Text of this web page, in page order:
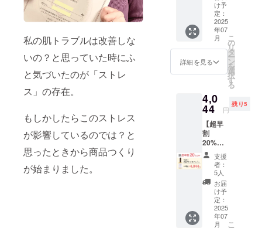
私の肌トラブルは改善しな
いの？と思っていた時にふ
と気づいたのが「ストレ
ス」の存在。
もしかしたらこのストレス
が影響しているのでは？と
思ったときから商品つくり
が始まりました。
セージ
に記載
するお
名前を
ご入力
くださ
い
現在の
お悩み
や今お
持ちの
スキン
ケアに
合わせ
て、美
容のプ
るコス
メコン
シェル
ジュが
オンラ
インで
あなた
のお肌
をサ
ポート
しま
す！ ・
自分に
合った
け予
定：
2025
年07
月
詳細を見る
こ
の
リ
タ
ー
ン
を
選
択
す
る
4,0
44 円
残り5
【超早
割
20%OF
F】
mimi+
本品1
個 ※消
費税、
送料込
支援
者：
5人
お届
け予
定：
2025
年07
月
こ